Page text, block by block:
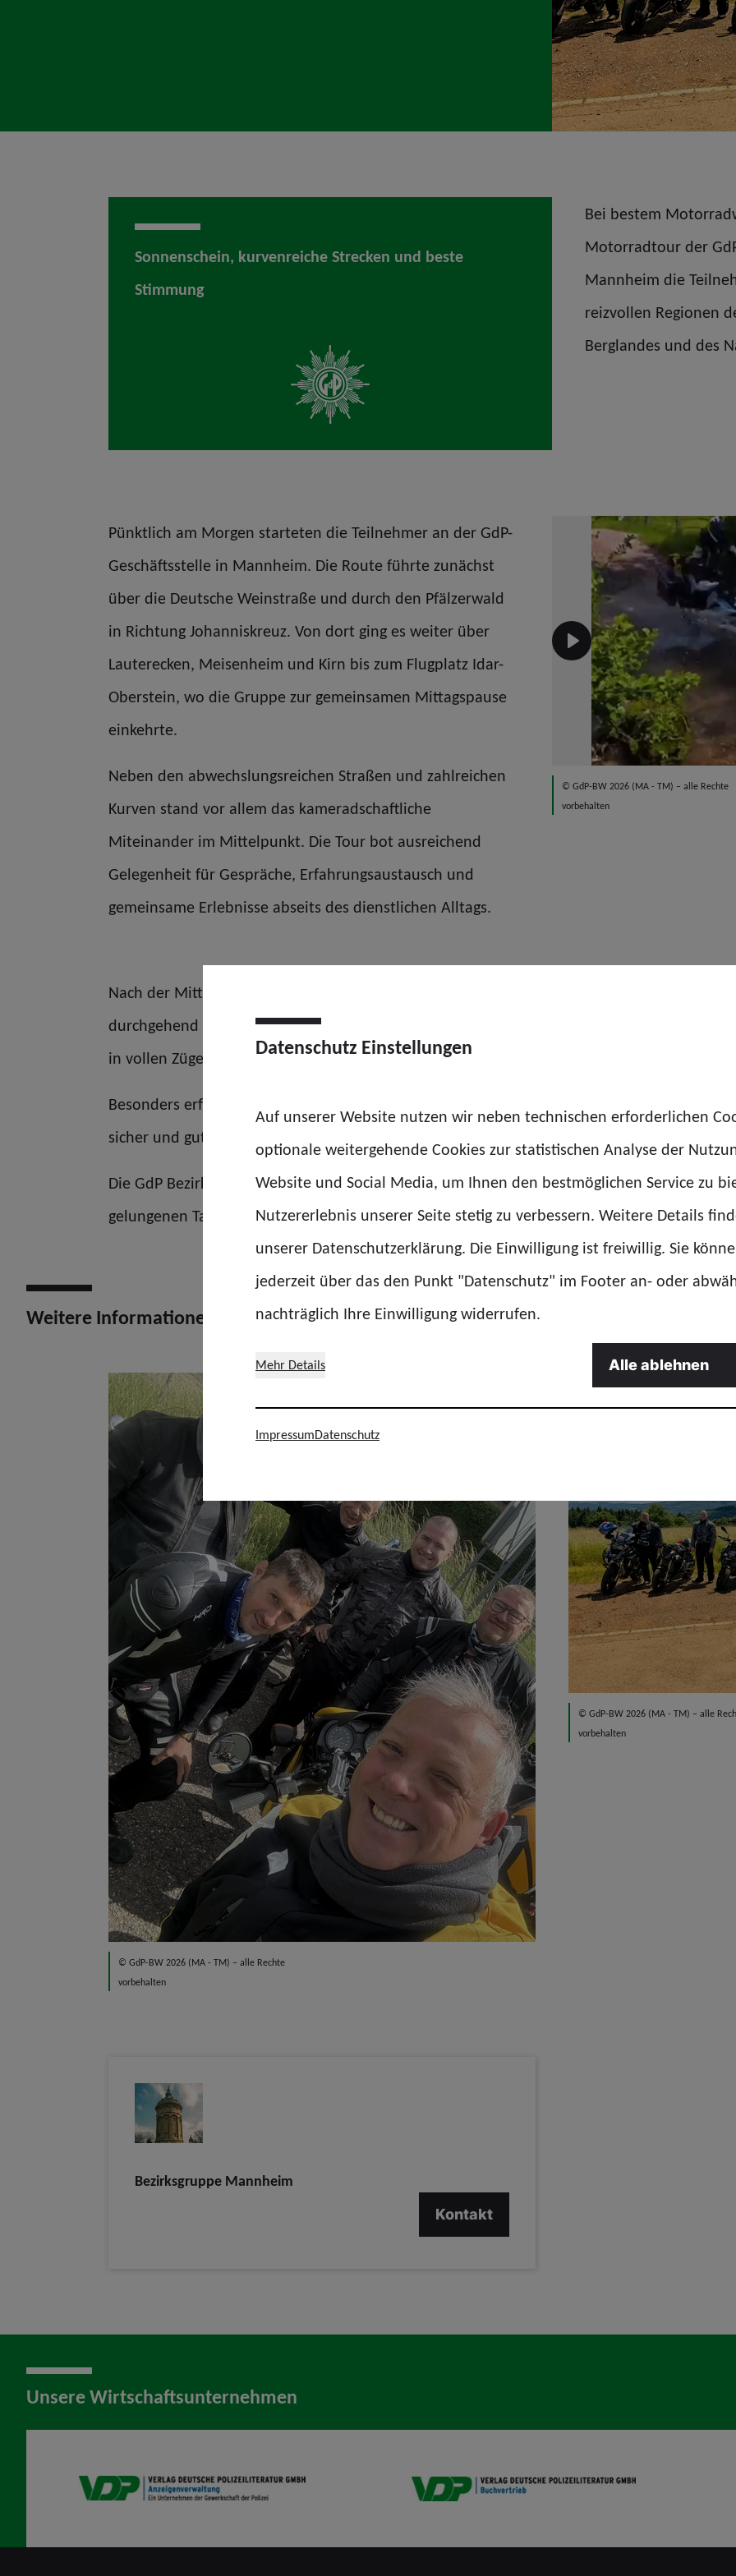
Sonnenschein, kurvenreiche Strecken und beste
Stimmung
Bei bestem
Motorradtour der
Mannheim die
reizvollen Regionen
Berglandes und des
© GdP-BW 2026 (MA - TM) – alle Rechte
vorbehalten
Pünktlich am Morgen starteten die Teilnehmer an der GdP-
Geschäftsstelle in Mannheim. Die Route führte zunächst
über die Deutsche Weinstraße und durch den Pfälzerwald
in Richtung Johanniskreuz. Von dort ging es weiter über
Lauterecken, Meisenheim und Kirn bis zum Flugplatz Idar-
Oberstein, wo die Gruppe zur gemeinsamen Mittagspause
einkehrte.
Neben den abwechslungsreichen Straßen und zahlreichen
Kurven stand vor allem das kameradschaftliche
Miteinander im Mittelpunkt. Die Tour bot ausreichend
Gelegenheit für Gespräche, Erfahrungsaustausch und
gemeinsame Erlebnisse abseits des dienstlichen Alltags.
Nach der Mittagspause führte die Rückfahrt über eine alternative Strecke zurück in die
durchgehend trockenen Straßen, angenehmen Temperaturen und strahlendem
in vollen Zügen genießen.
Besonders erfreulich: Die gesamte Ausfahrt verlief ohne Zwischenfälle. Alle Fahrerinnen
sicher und gut gelaunt wieder Mannheim.
Die GdP Bezirksgruppe Polizeipräsidium Mannheim bedankt sich bei allen
gelungenen Tag und freut sich bereits auf die nächste gemeinsame Motorradtour.
Weitere Informationen
© GdP-BW 2026 (MA - TM) – alle Rechte
vorbehalten
© GdP-BW 2026 (MA - TM) – alle
vorbehalten
Bezirksgruppe Mannheim
Kontakt
Unsere Wirtschaftsunternehmen
VDP AV VDP B
Datenschutz Einstellungen
Auf unserer Website nutzen wir neben technischen erforderlichen
optionale weitergehende Cookies zur statistischen Analyse der
Website und Social Media, um Ihnen den bestmöglichen Service zu
Nutzererlebnis unserer Seite stetig zu verbessern. Weitere Details
unserer Datenschutzerklärung. Die Einwilligung ist freiwillig. Sie
jederzeit über das den Punkt "Datenschutz" im Footer an- oder
nachträglich Ihre Einwilligung widerrufen.
Mehr Details Alle ablehnen
ImpressumDatenschutz